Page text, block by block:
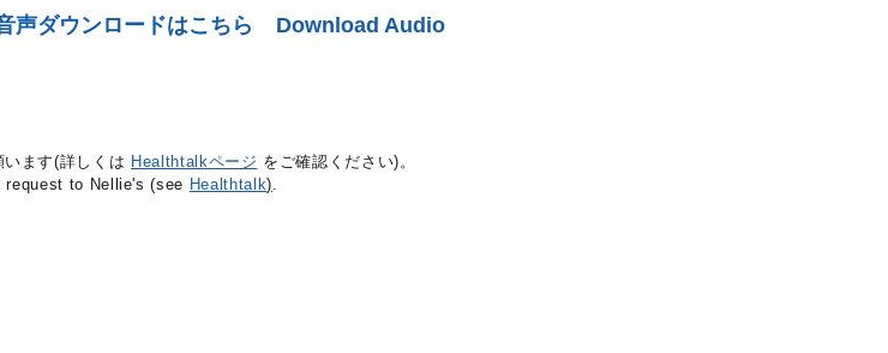
声ダウンロードはこちら Download Audio
ます(詳しくは Healthtalkページ をご確認ください)。
request to Nellie's (see Healthtalk).